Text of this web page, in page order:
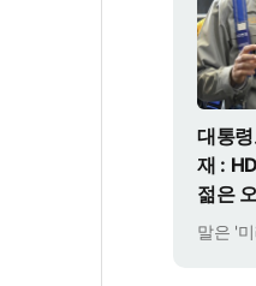
대통
재 :
젊은
말은 '